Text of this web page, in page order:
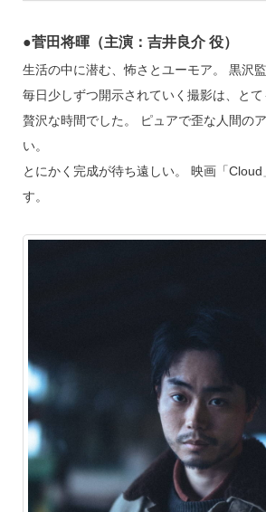
●菅田将暉（主演：吉井良介 役）
生活の中に潜む、怖さとユーモア。 黒沢
毎日少しずつ開示されていく撮影は、とて
贅沢な時間でした。 ピュアで歪な人間の
い。
とにかく完成が待ち遠しい。 映画「Cloud
す。